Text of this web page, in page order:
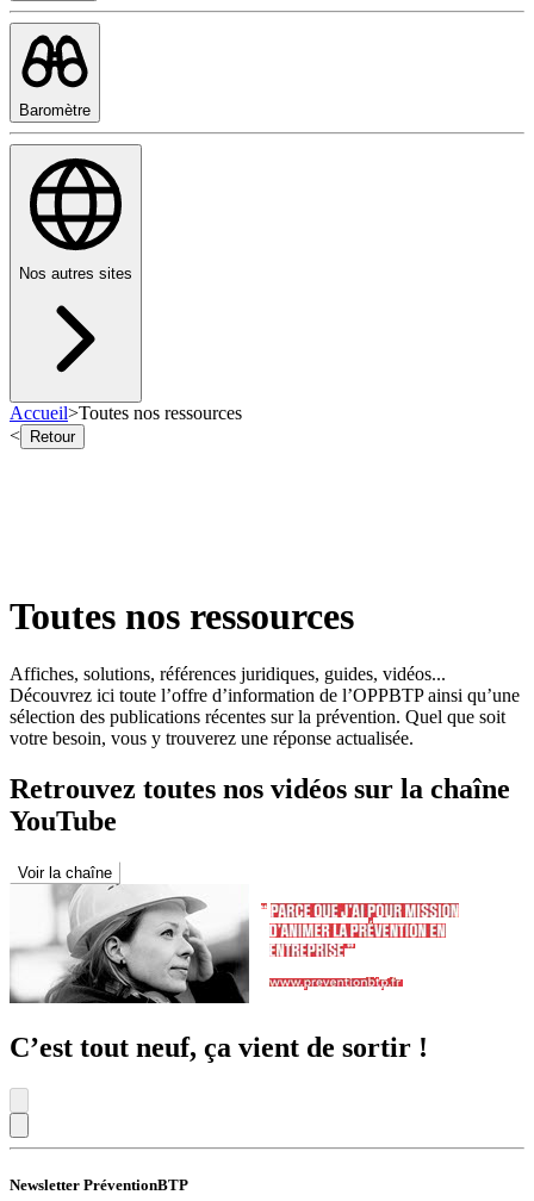
Baromètre
Nos autres sites
Accueil>Toutes nos ressources
<
Retour
Toutes nos ressources
Affiches, solutions, références juridiques, guides, vidéos...
Découvrez ici toute l’offre d’information de l’OPPBTP ainsi qu’une
sélection des publications récentes sur la prévention. Quel que soit
votre besoin, vous y trouverez une réponse actualisée.
Retrouvez toutes nos vidéos sur la chaîne
YouTube
Voir la chaîne
C’est tout neuf, ça vient de sortir !
Newsletter PréventionBTP